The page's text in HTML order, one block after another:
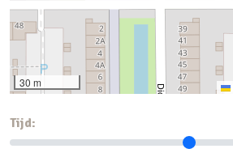
30 m
Tijd: